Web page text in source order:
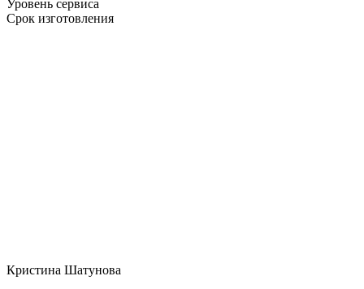
Уровень сервиса
Срок изготовления
Кристина Шатунова